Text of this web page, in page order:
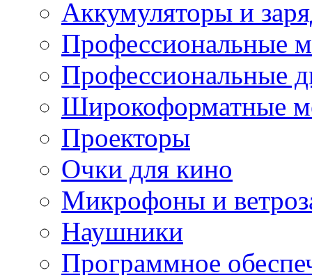
Аккумуляторы и
Профессиональные
Профессиональные
Широкоформатные
Проекторы
Очки для кино
Микрофоны и
Наушники
Программное